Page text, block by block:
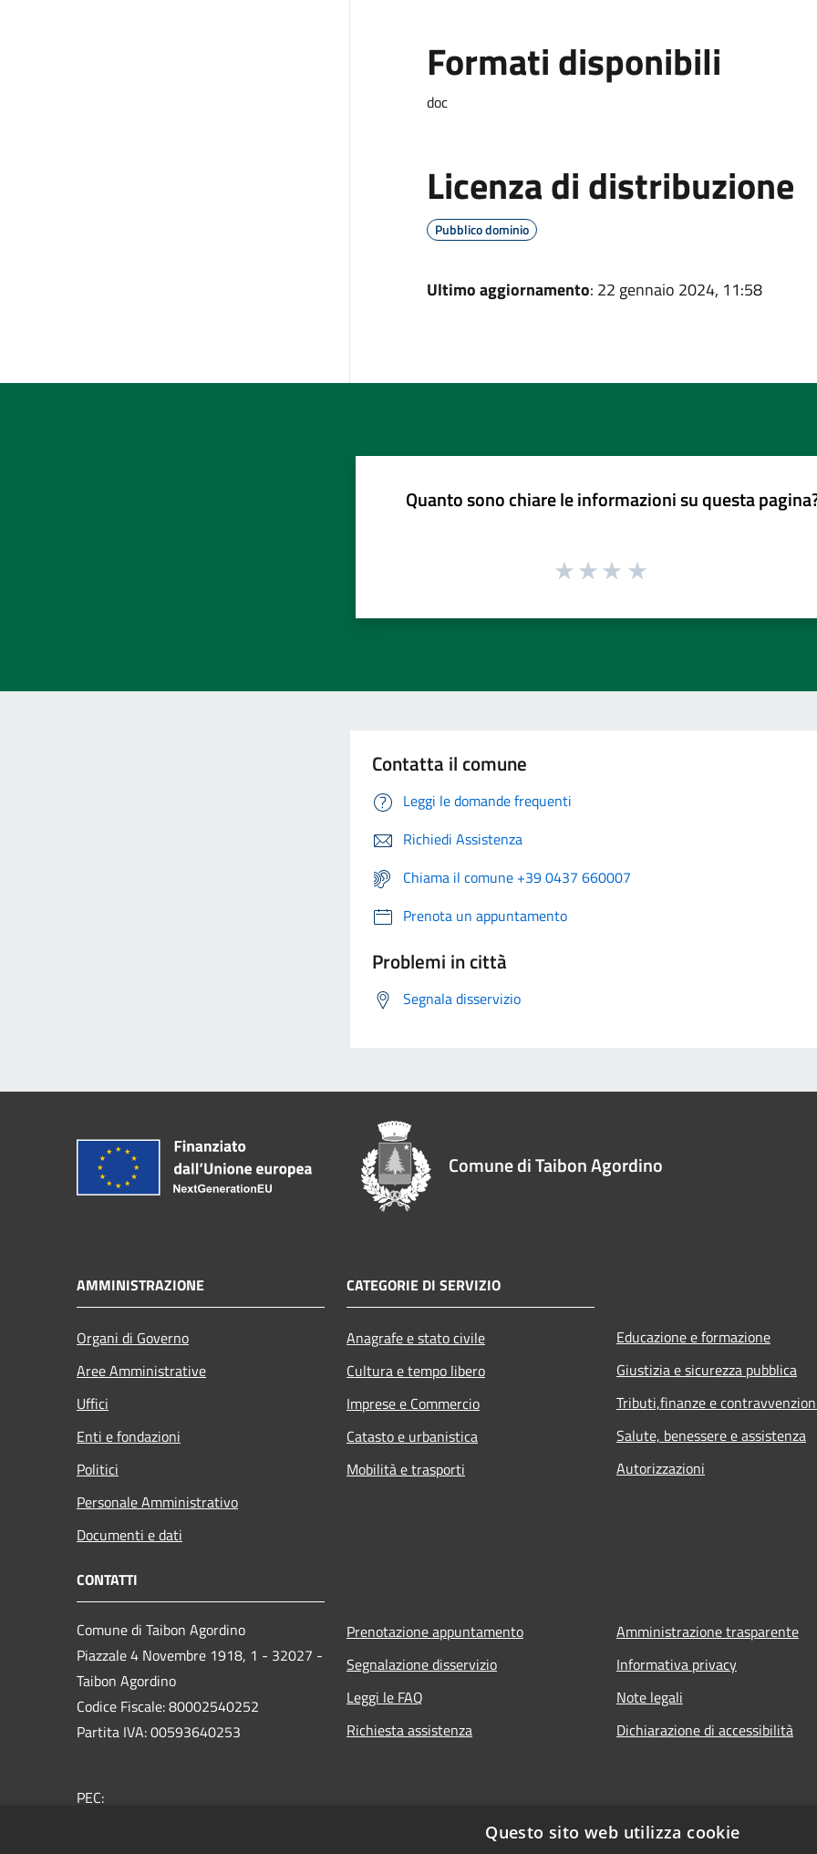
Formati disponibili
doc
Licenza di distribuzione
Pubblico dominio
Ultimo aggiornamento: 22 gennaio 2024, 11:58
Quanto sono chiare le informazioni su questa
Contatta il comune
Leggi le domande frequenti
Richiedi Assistenza
Chiama il comune +39 0437 660007
Prenota un appuntamento
Problemi in città
Segnala disservizio
Comune di Taibon Agordino
AMMINISTRAZIONE
Organi di Governo
Aree Amministrative
Uffici
Enti e fondazioni
Politici
Personale Amministrativo
Documenti e dati
CATEGORIE DI SERVIZIO
Anagrafe e stato civile
Cultura e tempo libero
Imprese e Commercio
Catasto e urbanistica
Mobilità e trasporti
Educazione e formazione
Giustizia e sicurezza pubblica
Tributi,finanze e
Salute, benessere e assistenza
Autorizzazioni
CONTATTI
Comune di Taibon Agordino
Piazzale 4 Novembre 1918, 1 - 32027 -
Taibon Agordino
Codice Fiscale: 80002540252
Partita IVA: 00593640253
PEC:
Prenotazione appuntamento
Segnalazione disservizio
Leggi le FAQ
Richiesta assistenza
Amministrazione trasparente
Informativa privacy
Note legali
Dichiarazione di accessibilità
Questo sito web utilizza cookie